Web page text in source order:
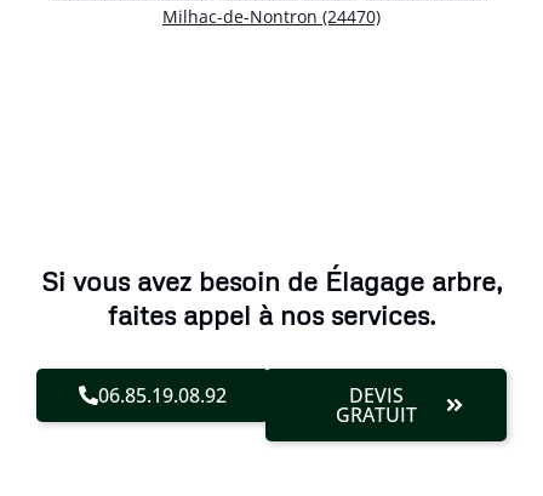
Milhac-de-Nontron (24470)
Si vous avez besoin de Élagage arbre,
faites appel à nos services.
06.85.19.08.92 DEVIS
GRATUIT